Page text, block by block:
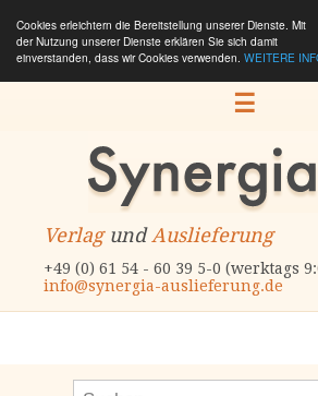
Cookies erleichtern die Bereitstellung unserer Dienste. Mit
der Nutzung unserer Dienste erklären Sie sich damit
einverstanden, dass wir Cookies verwenden. WEITERE
☰
VerlagundAuslieferung
+49 (0) 61 54 - 60 39 5-0 (werktags
info@synergia-auslieferung.de